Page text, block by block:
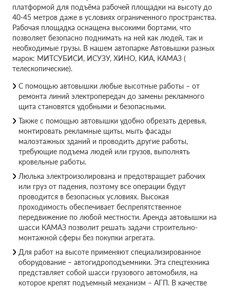
платформой для подъёма рабочей площадки на высоту до
40-45 метров даже в условиях ограниченного пространства.
Рабочая площадка оснащена высокими бортами, что
позволяет безопасно поднимать на ней как людей, так и
необходимые грузы. В нашем автопарке Автовышки разных
марок: МИТСУБИСИ, ИСУЗУ, ХИНО, КИА, КАМАЗ (
телескопические).
С помощью автовышки любые высотные работы – от
ремонта линий электропередач до замены рекламного
щита становятся удобными и безопасными.
Также с помощью автовышки удобно обрезать деревья,
монтировать рекламные щиты, мыть фасады
малоэтажных зданий и проводить другие работы,
требующие подъема людей или грузов, выполнять
кровельные работы.
Люлька электроизолирована и предотвращает рабочих
или груз от падения, поэтому все операции будут
проводится в безопасных условиях. Высокая
проходимость обеспечивает беспрепятственное
передвижение по любой местности. Аренда автовышки на
шасси КАМАЗ позволит решать задачи строительно-
монтажной сферы без покупки агрегата.
Для работ на высоте применяют специализированное
оборудование – автогидроподъемники. Эта спецтехника
представляет собой шасси грузового автомобиля, на
которое крепят подъемный механизм – АГП. В качестве